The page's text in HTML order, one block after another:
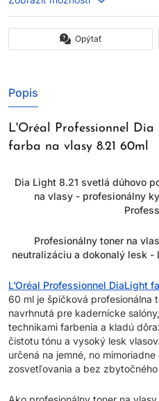
Opýtať
Popis
L'Oréal Professionnel
farba na vlasy 8.21 60ml
Dia Light 8.21 svetlá dúhovo
na vlasy - profesionálny
Profesionálny toner na
neutralizáciu a dokonalý lesk -
L’Oréal Professionnel DiaLight
60 ml je špičková profesionálna
navrhnutá pre kadernícke
technikami farbenia a kladú
čistotu tónu a vysoký lesk
určená na jemné, no
zosvetľovania a bez